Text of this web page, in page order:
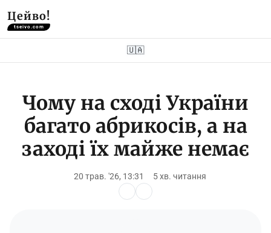
Цейво!
tseivo.com
🇺🇦
Чому на сході України
багато абрикосів, а на
заході їх майже немає
20 трав. '26, 13:31 5 хв. читання